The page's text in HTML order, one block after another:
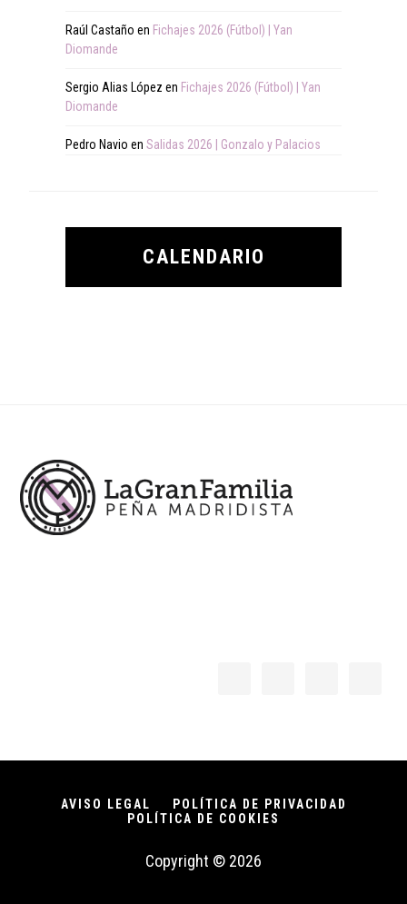
Raúl Castaño en Fichajes 2026 (Fútbol) | Yan
Diomande
Sergio Alias López en Fichajes 2026 (Fútbol) | Yan
Diomande
Pedro Navio en Salidas 2026 | Gonzalo y Palacios
CALENDARIO
AVISO LEGAL
POLÍTICA DE PRIVACIDAD
POLÍTICA DE COOKIES
Copyright © 2026